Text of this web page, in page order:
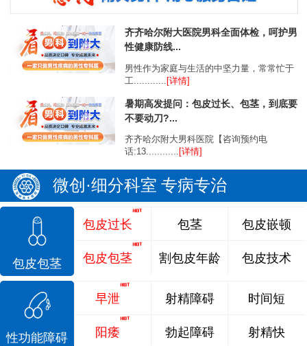
齐齐哈尔附大医院男科全面体检，呵护男
性健康防线...
男性作为家庭与生活的中坚力量，常常忙于
工............
[详情]
暑期高发提问：包皮过长、包茎，到底要
不要动刀?...
齐齐哈尔附大男科医院【咨询预约电
话:13............ [详情]
微创·细分科室 专病专治
包皮包茎
包皮过长
包皮包茎
包茎
割包皮年龄
包皮嵌顿
包皮技术
性功能障碍
早泄
阳痿
射精障碍
勃起障碍
时间短
射精快